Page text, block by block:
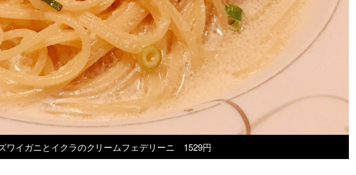
イガニとイクラのクリームフェデリーニ 1529円